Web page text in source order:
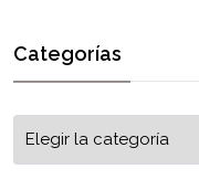
Categorías